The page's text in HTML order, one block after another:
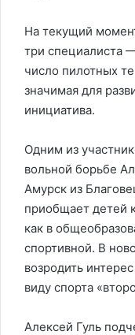
На текущий
три специалиста
число пилотных
значимая для
инициатива.
Одним из
вольной борьбе
Амурск из
приобщает детей
как в
спортивной. В
возродить
виду спорта
Алексей Гуль